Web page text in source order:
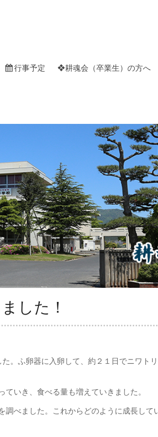
行事予定 ❖耕魂会（卒業生）の方へ
した！
。 ふ卵器に入卵して、約２１日でニワト
いき、食べる量も増えていきました。
べました。これからどのように成長して